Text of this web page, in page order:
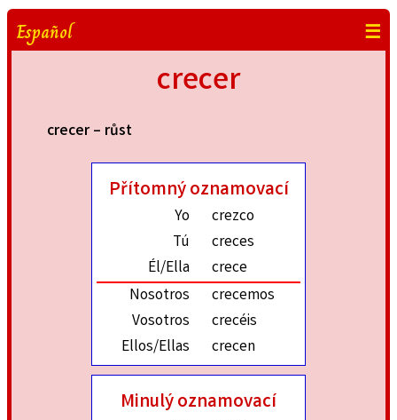
Español ☰
crecer
crecer – růst
Přítomný oznamovací
Yo
crezco
Tú
creces
Él/Ella
crece
Nosotros
crecemos
Vosotros
crecéis
Ellos/Ellas
crecen
Minulý oznamovací